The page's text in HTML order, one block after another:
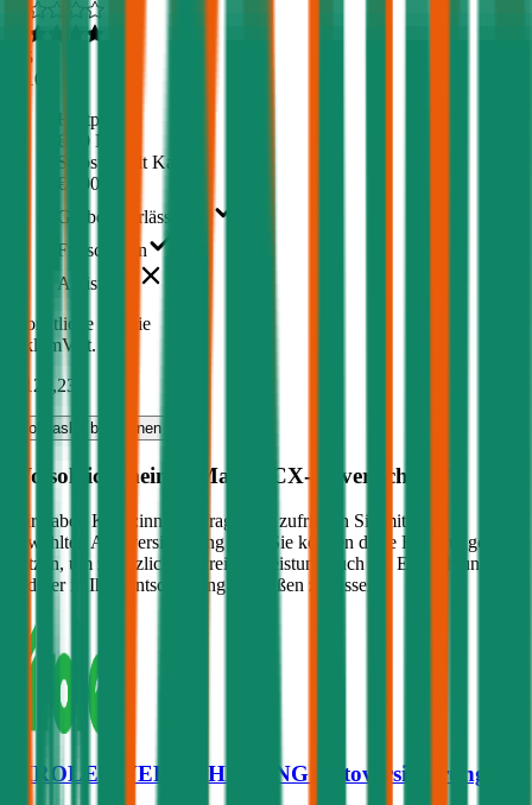
4,5
510
Haftpflicht
€ 20 Mio.
Selbstbehalt Kasko
€ 500
Grobe Fahrlässigkeit
Freischaden
Assistance
Monatliche Prämie
inkl. mVSt.
€ 126,23
Vollkasko berechnen
Wo soll ich meinen Mazda CX-30 versichern?
Wir haben Kund:innen befragt, wie zufrieden Sie mit ihrer
gewählten Autoversicherung sind. Sie können diese Erfahrungen
nutzen, um zusätzlich zu Preis & Leistung auch die Empfehlungen
anderer in Ihre Entscheidung einfließen zu lassen:
TIROLER VERSICHERUNG Autoversicherung